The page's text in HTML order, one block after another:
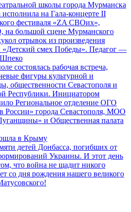
школы города Мурманска
на Гала-концерте II
фестиваля «ZA СВОих»,
на большой сцене Мурманского
отрывок из произведения
смех Победы». Педагог —
состоялась рабочая встреча,
фигуры культурной и
общественности Севастополя и
Республики. Инициатором
Региональное отделение ОГО
России» города Севастополя, МОО
и Общественная палата
в Крыму
детей Донбасса, погибших от
Украины. И этот день
что война не щадит никого
со дня рождения нашего великого